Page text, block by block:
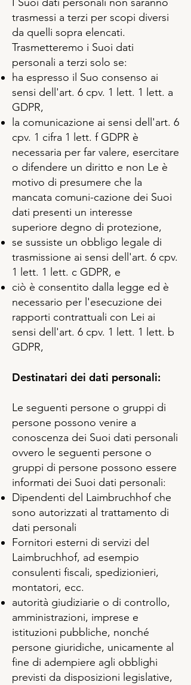
trasmessi a terzi per scopi diversi
da quelli sopra elencati.
Trasmetteremo i Suoi dati
personali a terzi solo se:
ha espresso il Suo consenso ai
sensi dell'art. 6 cpv. 1 lett. 1 lett. a
GDPR,
la comunicazione ai sensi dell'art. 6
cpv. 1 cifra 1 lett. f GDPR è
necessaria per far valere, esercitare
o difendere un diritto e non Le è
motivo di presumere che la
mancata comuni-cazione dei Suoi
dati presenti un interesse
superiore degno di protezione,
se sussiste un obbligo legale di
trasmissione ai sensi dell'art. 6 cpv.
1 lett. 1 lett. c GDPR, e
ciò è consentito dalla legge ed è
necessario per l'esecuzione dei
rapporti contrattuali con Lei ai
sensi dell'art. 6 cpv. 1 lett. 1 lett. b
GDPR,
Destinatari dei dati personali:
Le seguenti persone o gruppi di
persone possono venire a
conoscenza dei Suoi dati personali
ovvero le seguenti persone o
gruppi di persone possono essere
informati dei Suoi dati personali:
Dipendenti del Laimbruchhof che
sono autorizzati al trattamento di
dati personali
Fornitori esterni di servizi del
Laimbruchhof, ad esempio
consulenti fiscali, spedizionieri,
montatori, ecc.
autorità giudiziarie o di controllo,
amministrazioni, imprese e
istituzioni pubbliche, nonché
persone giuridiche, unicamente al
fine di adempiere agli obblighi
previsti da disposizioni legislative,